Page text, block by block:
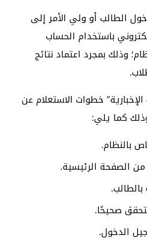
الطالب أو ولي الأمر إلى
باستخدام الحساب
وذلك بمجرد اعتماد نتائج
خطوات الاستعلام عن
كما يلي:
بالنظام.
الصفحة الرئيسية.
صحيحًا.
الدخول.